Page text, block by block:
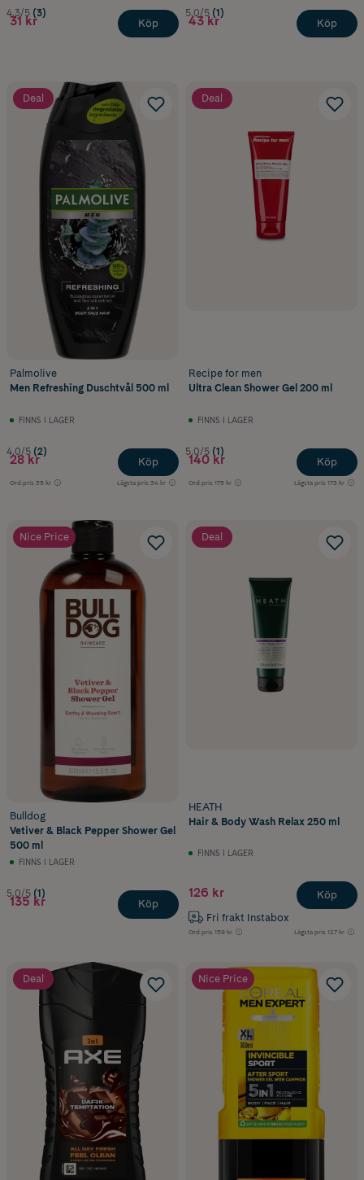
4.3/5 (3)
31 kr Köp
5.0/5 (1)
43 kr Köp
Deal
Palmolive
Men Refreshing Duschtvål 500 ml
FINNS I LAGER
4.0/5 (2)
28 kr
Ord.pris 35 kr Lägsta pris 34 kr
Köp
Deal
Recipe for men
Ultra Clean Shower Gel 200 ml
FINNS I LAGER
5.0/5 (1)
140 kr
Ord.pris 175 kr Lägsta pris 173 kr
Köp
Nice Price
Bulldog
Vetiver & Black Pepper Shower Gel
500 ml
FINNS I LAGER
5.0/5 (1)
135 kr Köp
Deal
HEATH
Hair & Body Wash Relax 250 ml
FINNS I LAGER
126 kr
Fri frakt Instabox
Ord.pris 159 kr Lägsta pris 127 kr
Köp
Deal Nice Price